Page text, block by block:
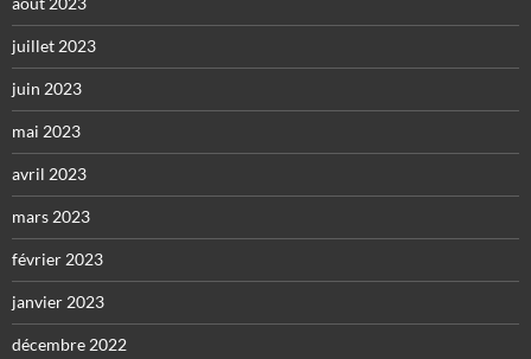
juillet 2023
juin 2023
mai 2023
avril 2023
mars 2023
février 2023
janvier 2023
décembre 2022